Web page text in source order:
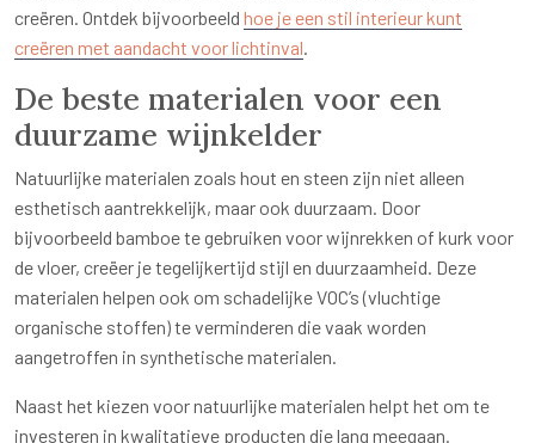
creëren. Ontdek bijvoorbeeld hoe je een stil interieur kunt
creëren met aandacht voor lichtinval.
De beste materialen voor een
duurzame wijnkelder
Natuurlijke materialen zoals hout en steen zijn niet alleen
esthetisch aantrekkelijk, maar ook duurzaam. Door
bijvoorbeeld bamboe te gebruiken voor wijnrekken of kurk voor
de vloer, creëer je tegelijkertijd stijl en duurzaamheid. Deze
materialen helpen ook om schadelijke VOC’s (vluchtige
organische stoffen) te verminderen die vaak worden
aangetroffen in synthetische materialen.
Naast het kiezen voor natuurlijke materialen helpt het om te
investeren in kwalitatieve producten die lang meegaan.